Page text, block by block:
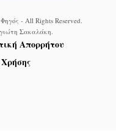
- All Rights Reserved.
Σακαλάκη
Απορρήτου